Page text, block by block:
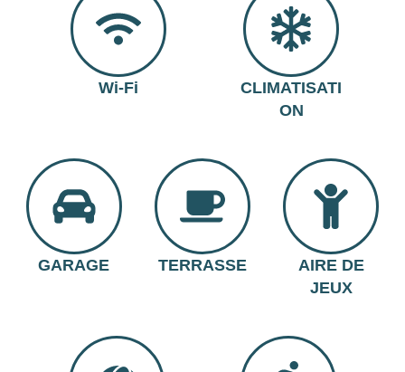
Wi-Fi
CLIMATISATI
ON
GARAGE TERRASSE
AIRE DE
JEUX